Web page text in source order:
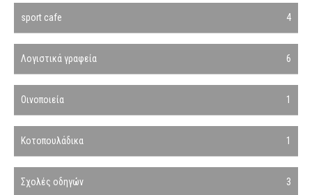
sport cafe 4
Λογιστικά γραφεία 6
Οινοποιεία 1
Κοτοπουλάδικα 1
Σχολές οδηγών 3